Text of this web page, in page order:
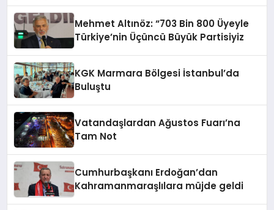
Mehmet Altınöz: “703 Bin 800 Üyeyle
Türkiye’nin Üçüncü Büyük Partisiyiz
KGK Marmara Bölgesi İstanbul’da
Buluştu
Vatandaşlardan Ağustos Fuarı’na
Tam Not
Cumhurbaşkanı Erdoğan’dan
Kahramanmaraşlılara müjde geldi